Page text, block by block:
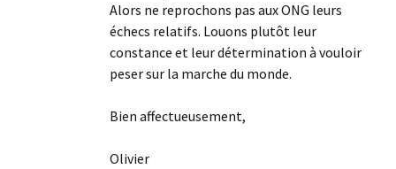
Alors ne reprochons pas aux ONG leurs
échecs relatifs. Louons plutôt leur
constance et leur détermination à vouloir
peser sur la marche du monde.
Bien affectueusement,
Olivier